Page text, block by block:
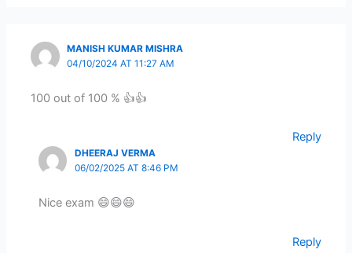
MANISH KUMAR MISHRA
04/10/2024 AT 11:27 AM
100 out of 100 % 👍👍
Reply
DHEERAJ VERMA
06/02/2025 AT 8:46 PM
Nice exam 😄😄😄
Reply